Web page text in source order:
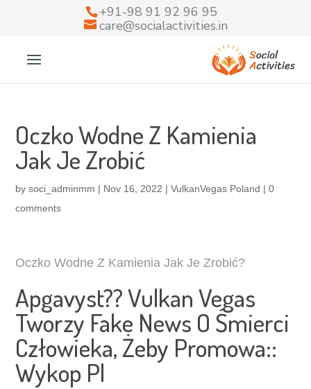
+91-98 91 92 96 95
care@socialactivities.in
Oczko Wodne Z Kamienia
Jak Je Zrobić
bysoci_adminmm | Nov 16, 2022 |VulkanVegas Poland |0
comments
Oczko Wodne Z Kamienia Jak Je Zrobić?
Apgavyst?? Vulkan Vegas
Tworzy Fake News O Śmierci
Człowieka, Żeby Promowa::
Wykop Pl